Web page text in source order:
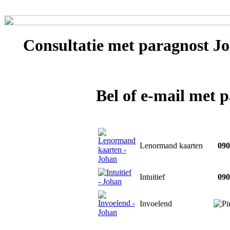
Consultatie met paragnost
Bel of e-mail met
Lenormand kaarten
Intuitief
Invoelend